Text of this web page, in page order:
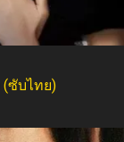
(ซับไทย)